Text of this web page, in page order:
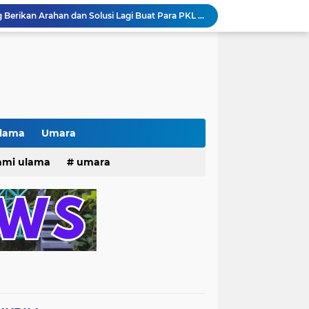
Pak lurah Bulak Banteng Berikan Arahan dan Solusi Lagi Buat Para PKL di TPU Dukuh Bulak Banteng Surabaya
# Warga bulak banteng wetan Gang 8 Kompak Gotong Royong Membangun Gapuro #
Acara KHOTAMAN DAN IMTIHAN ke ...XXVI
Khotaman dan Imtihan TPQ Al Islami Metode Qiroati Angkatan ke XXVI tahun 2026
Umara
dan Maknanya
ulama umara
2025